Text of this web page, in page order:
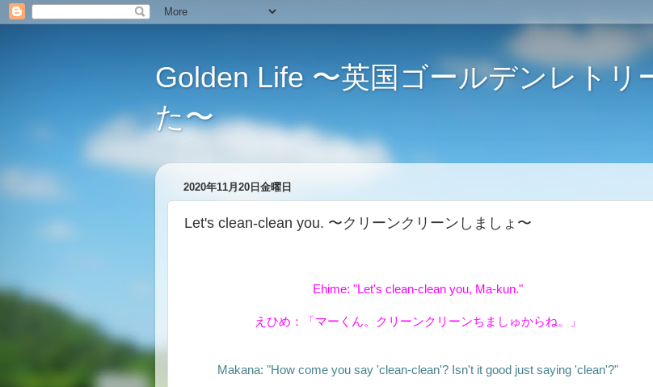
Golden Life 〜英国ゴールデンレトリ
た〜
2020年11月20日金曜日
Let's clean-clean you. 〜クリーンクリーンしましょ〜
Ehime: "Let's clean-clean you, Ma-kun."
えひめ：「マーくん。クリーンクリーンちましゅからね。」
Makana: "How come you say 'clean-clean'? Isn't it good just saying 'clean'?"